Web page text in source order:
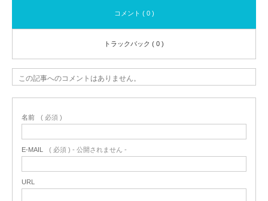
コメント ( 0 )
トラックバック ( 0 )
この記事へのコメントはありません。
名前 ( 必須 )
E-MAIL ( 必須 ) - 公開されません -
URL